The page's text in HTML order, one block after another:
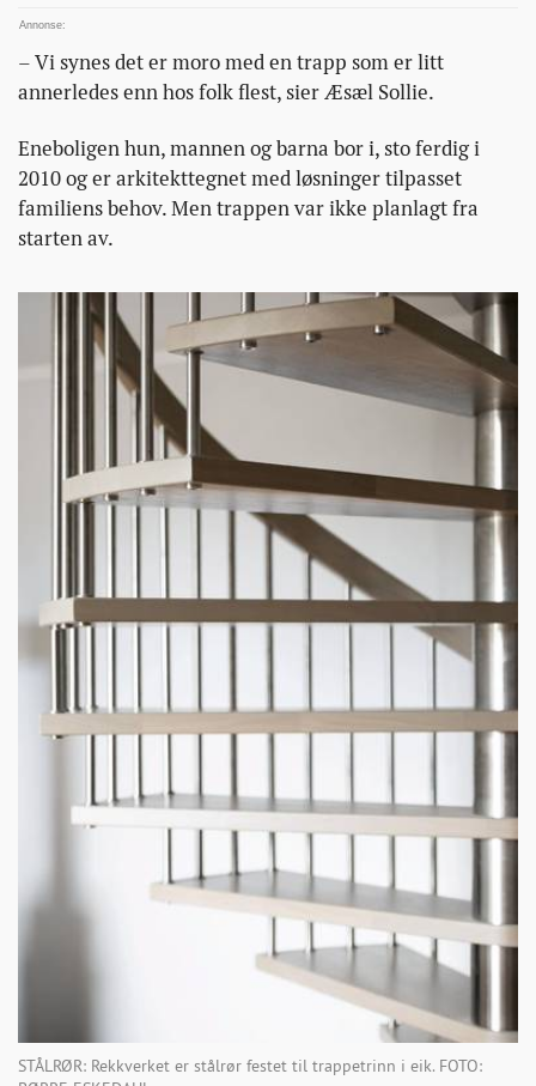
– Vi synes det er moro med en trapp som er litt
annerledes enn hos folk flest, sier Æsæl Sollie.
Eneboligen hun, mannen og barna bor i, sto ferdig i
2010 og er arkitekttegnet med løsninger tilpasset
familiens behov. Men trappen var ikke planlagt fra
starten av.
STÅLRØR: Rekkverket er stålrør festet til trappetrinn i eik. FOTO: